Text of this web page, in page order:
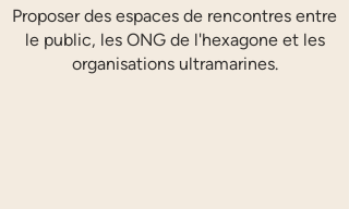
Proposer des espaces de rencontres entre
le public, les ONG de l'hexagone et les
organisations ultramarines.